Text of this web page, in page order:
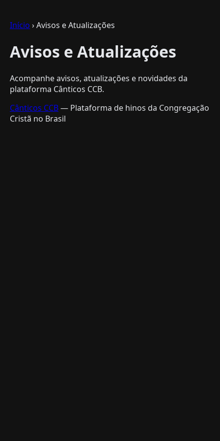
Início › Avisos e Atualizações
Avisos e Atualizações
Acompanhe avisos, atualizações e novidades da
plataforma Cânticos CCB.
Cânticos CCB— Plataforma de hinos da Congregação
Cristã no Brasil